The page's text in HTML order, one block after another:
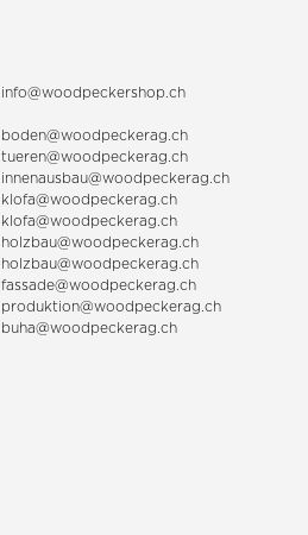
info@woodpeckershop.ch
boden@woodpeckerag.ch
tueren@woodpeckerag.ch
innenausbau@woodpeckerag.ch
klofa@woodpeckerag.ch
klofa@woodpeckerag.ch
holzbau@woodpeckerag.ch
holzbau@woodpeckerag.ch
fassade@woodpeckerag.ch
produktion@woodpeckerag.ch
buha@woodpeckerag.ch